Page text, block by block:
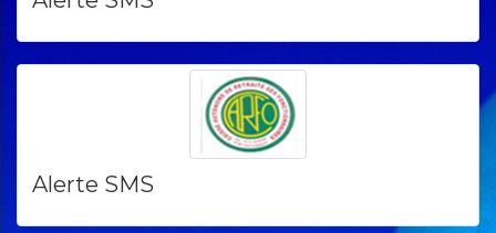
Alerte SMS